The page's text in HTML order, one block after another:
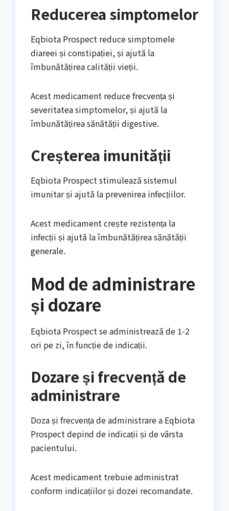
Reducerea simptomelor
Eqbiota Prospect reduce simptomele
diareei și constipației, și ajută la
îmbunătățirea calității vieții.
Acest medicament reduce frecvența și
severitatea simptomelor, și ajută la
îmbunătățirea sănătății digestive.
Creșterea imunității
Eqbiota Prospect stimulează sistemul
imunitar și ajută la prevenirea infecțiilor.
Acest medicament crește rezistența la
infecții și ajută la îmbunătățirea sănătății
generale.
Mod de administrare
și dozare
Eqbiota Prospect se administrează de 1-2
ori pe zi, în funcție de indicații.
Dozare și frecvență de
administrare
Doza și frecvența de administrare a Eqbiota
Prospect depind de indicații și de vârsta
pacientului.
Acest medicament trebuie administrat
conform indicațiilor și dozei recomandate.